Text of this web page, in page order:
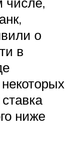
о
в
ниже